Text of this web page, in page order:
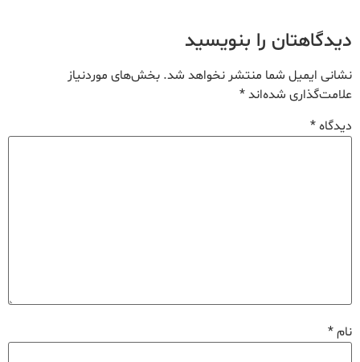
دیدگاهتان را بنویسید
نشانی ایمیل شما منتشر نخواهد شد. بخش‌های موردنیاز
علامت‌گذاری شده‌اند*
دیدگاه*
نام*